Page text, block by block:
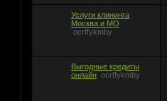
Услуги клининга
Москва и МО
ocrffykmby
Выгодные кредиты
онлайн ocrffykmby